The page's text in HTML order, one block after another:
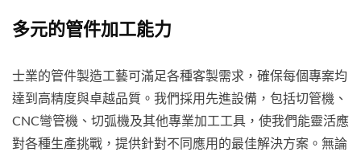
多元的管件加工能力
士業的管件製造工藝可滿足各種客製需求，確保每個專案均
達到高精度與卓越品質。我們採用先進設備，包括切管機、
CNC彎管機、切弧機及其他專業加工工具，使我們能靈活應
對各種生產挑戰，提供針對不同應用的最佳解決方案。無論